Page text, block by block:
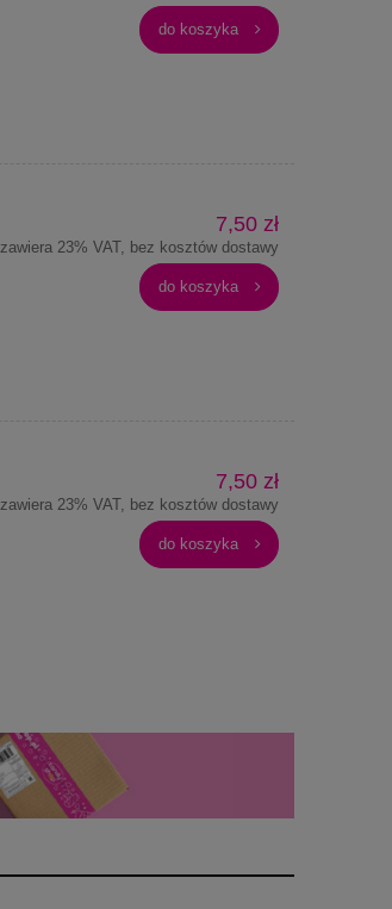
do koszyka
7,50 zł
zawiera 23% VAT, bez kosztów dostawy
do koszyka
7,50 zł
zawiera 23% VAT, bez kosztów dostawy
do koszyka